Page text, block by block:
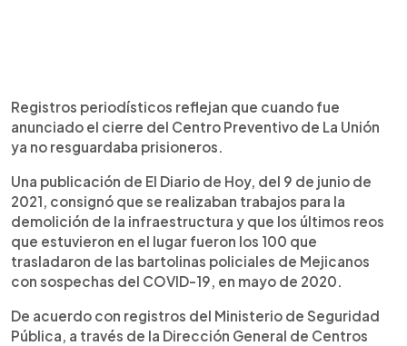
Registros periodísticos reflejan que cuando fue
anunciado el cierre del Centro Preventivo de La Unión
ya no resguardaba prisioneros.
Una publicación de El Diario de Hoy, del 9 de junio de
2021, consignó que se realizaban trabajos para la
demolición de la infraestructura y que los últimos reos
que estuvieron en el lugar fueron los 100 que
trasladaron de las bartolinas policiales de Mejicanos
con sospechas del COVID-19, en mayo de 2020.
De acuerdo con registros del Ministerio de Seguridad
Pública, a través de la Dirección General de Centros